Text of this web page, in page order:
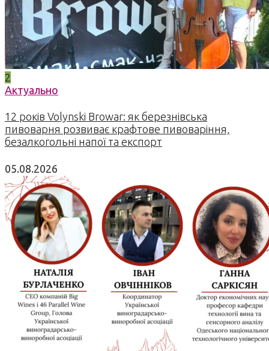
2
Актуально
12 років Volynski Browar: як березнівська
пивоварня розвиває крафтове пивоваріння,
безалкогольні напої та експорт
05.08.2026